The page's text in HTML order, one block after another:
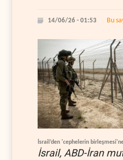
14/06/26 - 01:53 Bu
İsrail’den 'cephelerin
İsrail, ABD-İran